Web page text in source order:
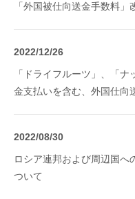
「外国被仕向送金手数料」
2022/12/26
「ドライフルーツ」、「
金支払いを含む、外国仕向
2022/08/30
ロシア連邦および周辺国へ
ついて